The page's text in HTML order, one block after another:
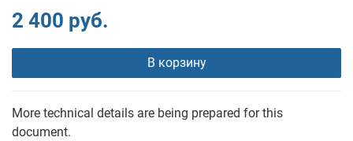
2 400 руб.
В корзину
More technical details are being prepared for this
document.